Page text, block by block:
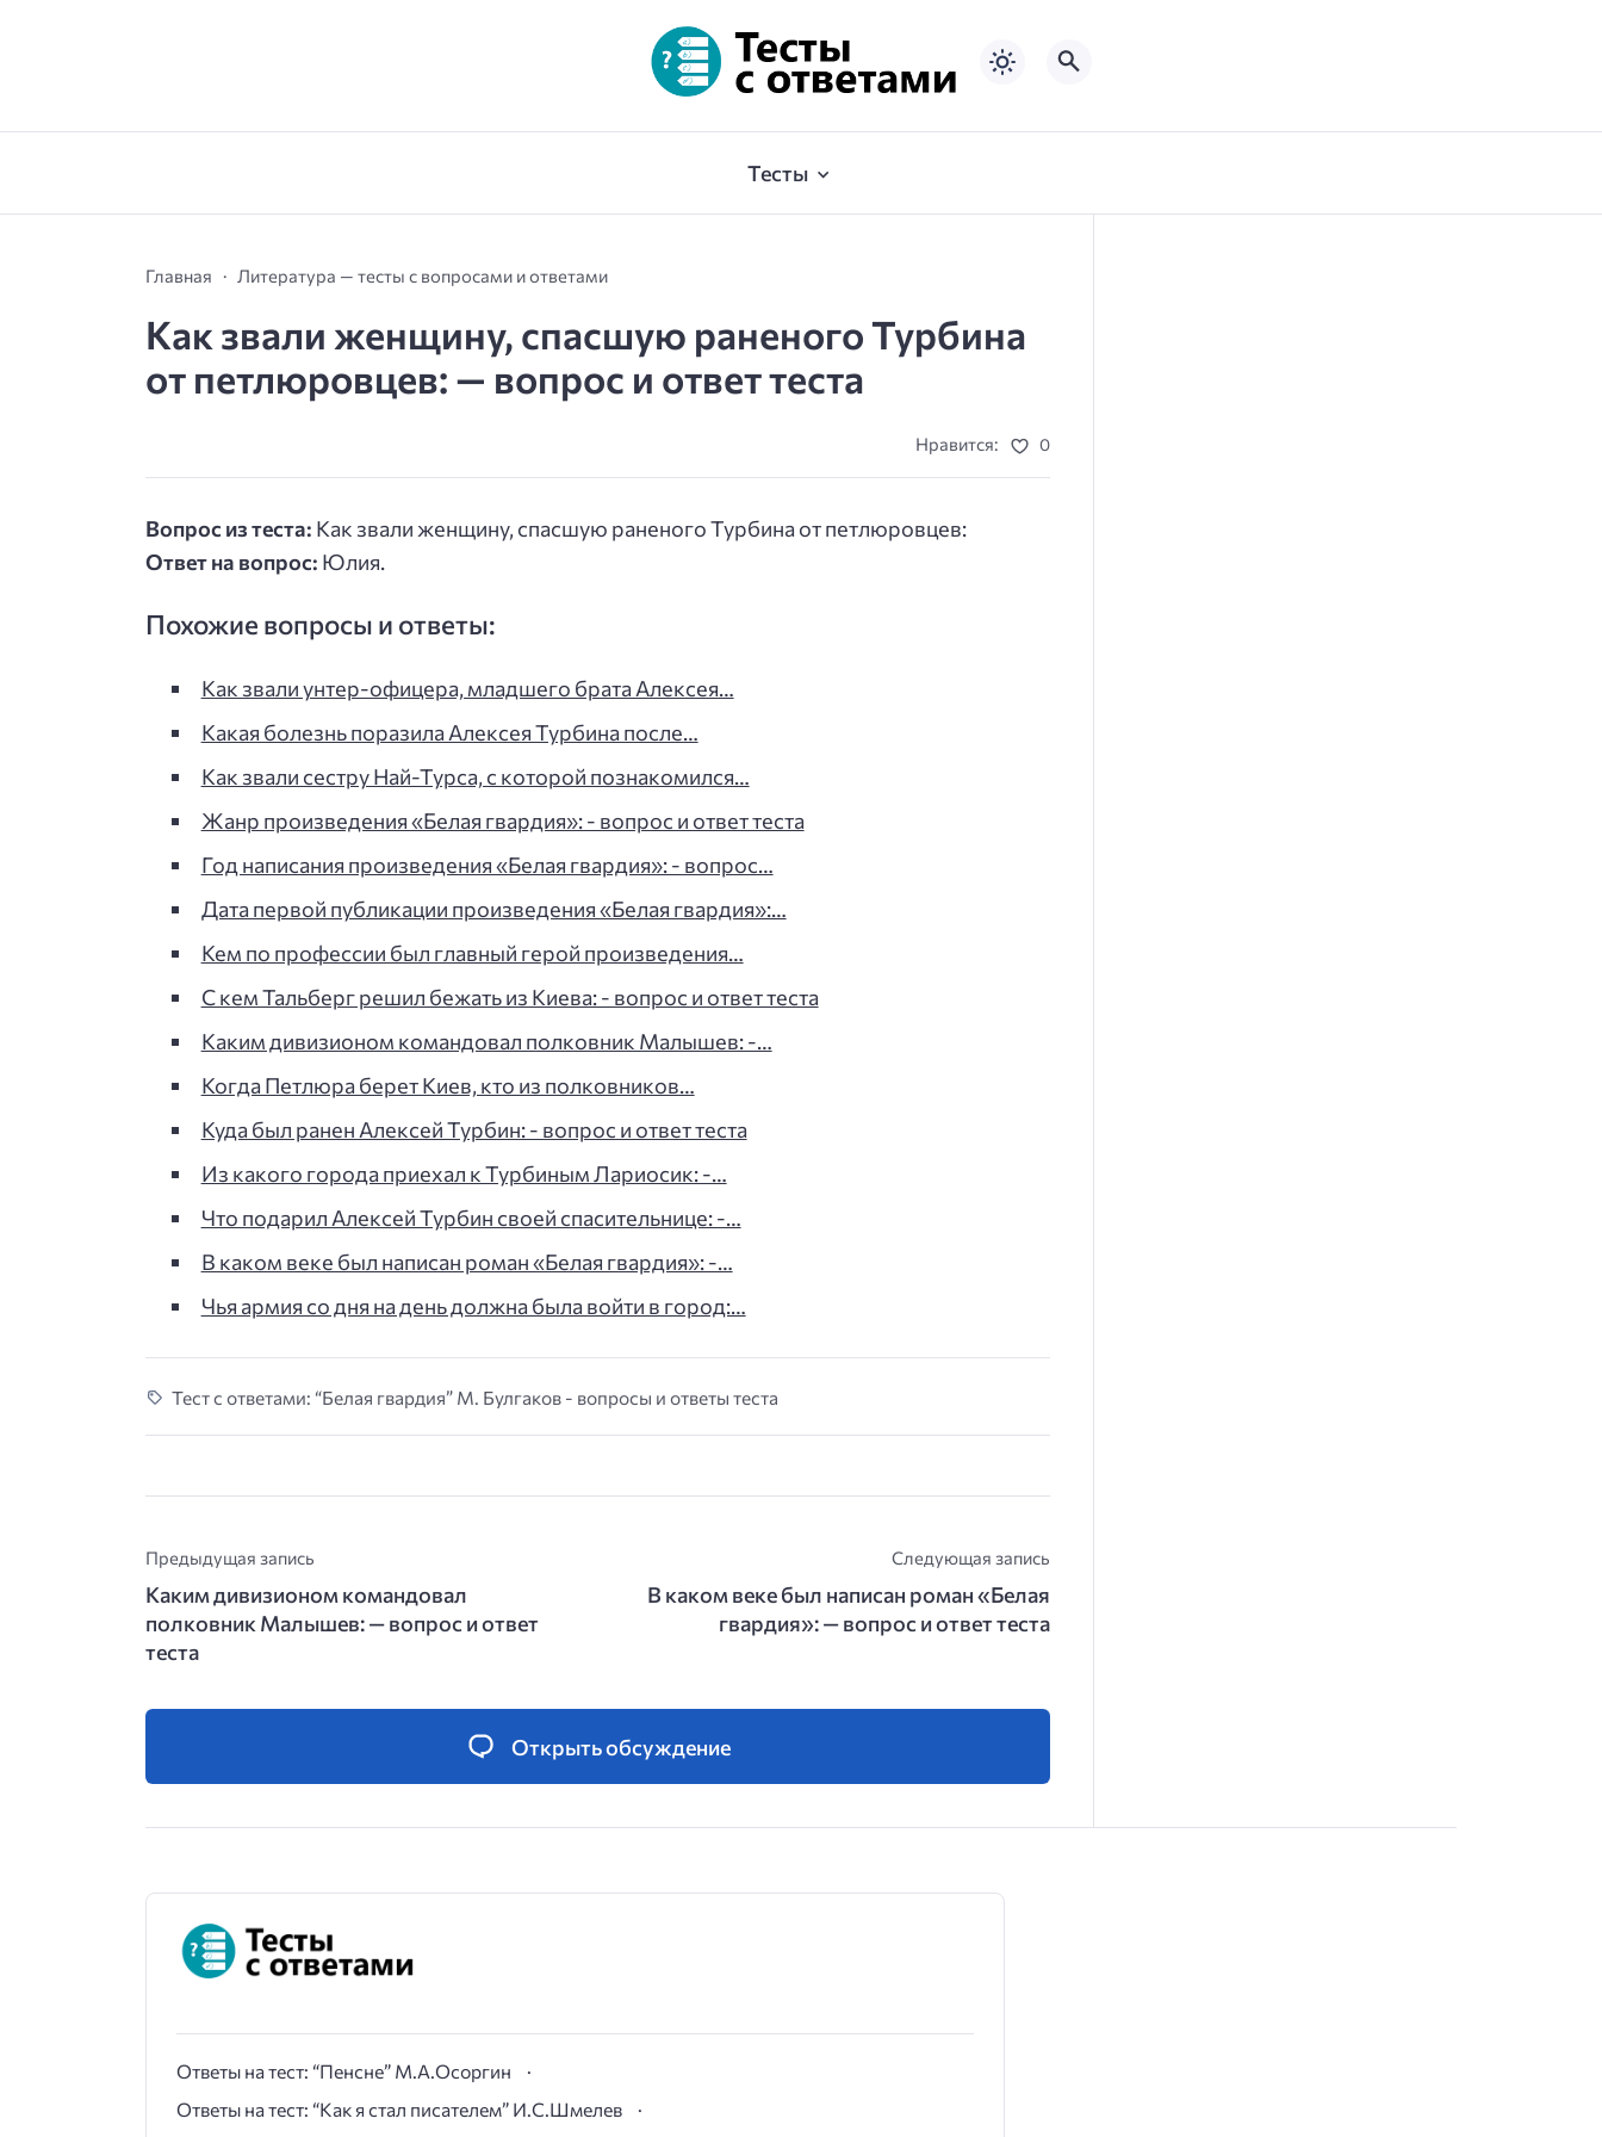
Тесты
Главная Литература — тесты с вопросами и ответами
Как звали женщину, спасшую раненого Турбина
от петлюровцев: — вопрос и ответ теста
Нравится: 0
Вопрос из теста: Как звали женщину, спасшую раненого Турбина от петлюровцев:
Ответ на вопрос: Юлия.
Похожие вопросы и ответы:
Как звали унтер-офицера, младшего брата Алексея…
Какая болезнь поразила Алексея Турбина после…
Как звали сестру Най-Турса, с которой познакомился…
Жанр произведения «Белая гвардия»: - вопрос и ответ теста
Год написания произведения «Белая гвардия»: - вопрос…
Дата первой публикации произведения «Белая гвардия»:…
Кем по профессии был главный герой произведения…
С кем Тальберг решил бежать из Киева: - вопрос и ответ теста
Каким дивизионом командовал полковник Малышев: -…
Когда Петлюра берет Киев, кто из полковников…
Куда был ранен Алексей Турбин: - вопрос и ответ теста
Из какого города приехал к Турбиным Лариосик: -…
Что подарил Алексей Турбин своей спасительнице: -…
В каком веке был написан роман «Белая гвардия»: -…
Чья армия со дня на день должна была войти в город:…
Тест с ответами: “Белая гвардия” М. Булгаков - вопросы и ответы теста
Предыдущая запись
Каким дивизионом командовал
полковник Малышев: — вопрос и ответ
теста
Следующая запись
В каком веке был написан роман «Белая
гвардия»: — вопрос и ответ теста
Открыть обсуждение
Ответы на тест: “Пенсне” М.А.Осоргин
Ответы на тест: “Как я стал писателем” И.С.Шмелев